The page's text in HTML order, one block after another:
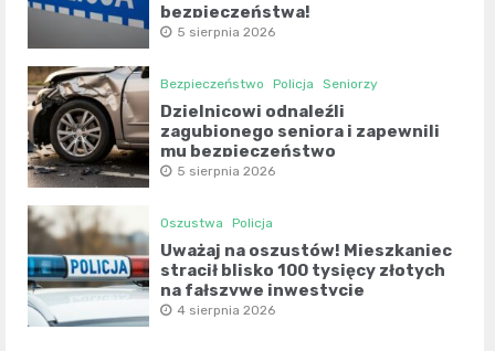
bezpieczeństwa!
5 sierpnia 2026
Bezpieczeństwo Policja Seniorzy
Dzielnicowi odnaleźli
zagubionego seniora i zapewnili
mu bezpieczeństwo
5 sierpnia 2026
Oszustwa Policja
Uważaj na oszustów! Mieszkaniec
stracił blisko 100 tysięcy złotych
na fałszywe inwestycje
4 sierpnia 2026